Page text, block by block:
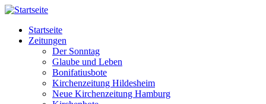
Direkt
Inhalt
Main
navigation
Startseite
Zeitungen
Der Sonntag
Glaube und Leben
Bonifatiusbote
Kirchenzeitung Hildesheim
Neue Kirchenzeitung Hamburg